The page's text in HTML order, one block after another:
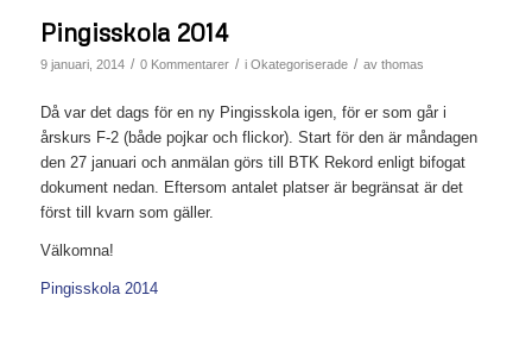
Pingisskola 2014
9 januari, 2014 / 0 Kommentarer / i Okategoriserade / av thomas
Då var det dags för en ny Pingisskola igen, för er som går i
årskurs F-2 (både pojkar och flickor). Start för den är måndagen
den 27 januari och anmälan görs till BTK Rekord enligt bifogat
dokument nedan. Eftersom antalet platser är begränsat är det
först till kvarn som gäller.
Välkomna!
Pingisskola 2014